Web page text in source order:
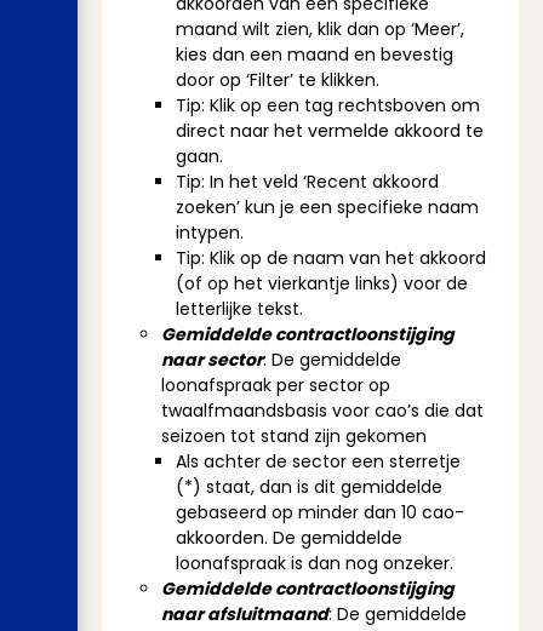
maand wilt zien, klik dan op ‘Meer’,
kies dan een maand en bevestig
door op ‘Filter’ te klikken.
Tip: Klik op een tag rechtsboven om
direct naar het vermelde akkoord te
gaan.
Tip: In het veld ‘Recent akkoord
zoeken’ kun je een specifieke naam
intypen.
Tip: Klik op de naam van het akkoord
(of op het vierkantje links) voor de
letterlijke tekst.
Gemiddelde contractloonstijging
naar sector: De gemiddelde
loonafspraak per sector op
twaalfmaandsbasis voor cao’s die dat
seizoen tot stand zijn gekomen
Als achter de sector een sterretje
(*) staat, dan is dit gemiddelde
gebaseerd op minder dan 10 cao-
akkoorden. De gemiddelde
loonafspraak is dan nog onzeker.
Gemiddelde contractloonstijging
naar afsluitmaand: De gemiddelde